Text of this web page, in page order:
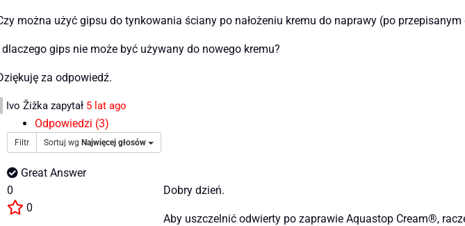
można użyć gipsu do tynkowania ściany po nałożeniu kremu do naprawy (po
dlaczego gips nie może być używany do nowego kremu?
za odpowiedź.
Ivo Žižka zapytał 5 lat ago
Odpowiedzi (3)
Filtr Sortuj wg Najwięcej głosów
Great Answer
0
0
Dobry dzień.
Aby uszczelnić odwierty po zaprawie Aquastop Cream®,